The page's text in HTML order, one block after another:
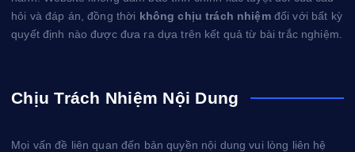
hỏi và đáp án, đồng thời không chịu trách nhiệmđối với bất kỳ
quyết định nào được đưa ra dựa trên kết quả từ bài trắc nghiệm.
Chịu Trách Nhiệm Nội Dung
Mọi vấn đề liên quan đến bản quyền nội dung vui lòng liên hệ